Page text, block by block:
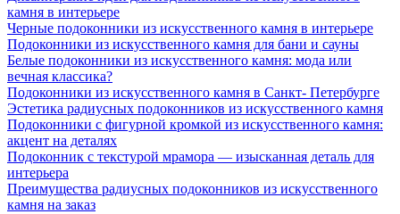
камня в интерьере
Черные подоконники из искусственного камня в интерьере
Подоконники из искусственного камня для бани и сауны
Белые подоконники из искусственного камня: мода или
вечная классика?
Подоконники из искусственного камня в Санкт- Петербурге
Эстетика радиусных подоконников из искусственного камня
Подоконники с фигурной кромкой из искусственного камня:
акцент на деталях
Подоконник с текстурой мрамора — изысканная деталь для
интерьера
Преимущества радиусных подоконников из искусственного
камня на заказ